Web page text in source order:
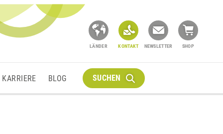
LÄNDER KONTAKT NEWSLETTER SHOP
KARRIERE BLOG SUCHEN